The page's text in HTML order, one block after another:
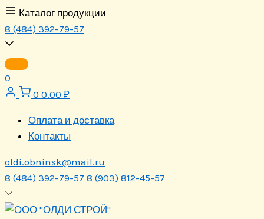
Перейти
к
содержимому
Каталог продукции
8 (484) 392-79-57
0
0 0.00 ₽
Оплата и доставка
Контакты
oldi.obninsk@mail.ru
8 (484) 392-79-57 8 (903) 812-45-57